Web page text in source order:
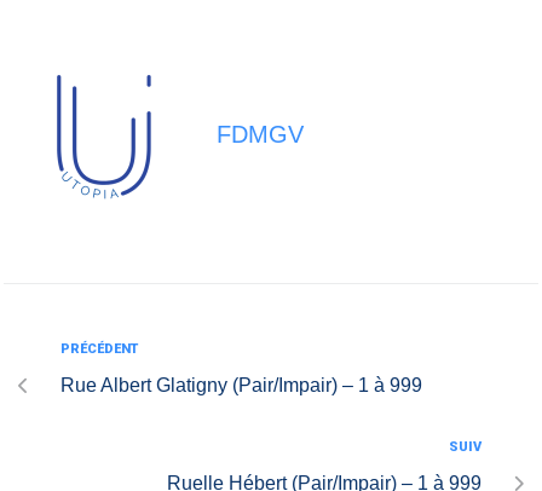
FDMGV
PRÉCÉDENT
Rue Albert Glatigny (Pair/Impair) – 1 à 999
SUIV
Ruelle Hébert (Pair/Impair) – 1 à 999